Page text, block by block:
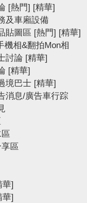
[熱門] [精華]
及車廂設備
貼圖區 [熱門] [精華]
機相&翻拍Mon相
討論 [精華]
[精華]
境巴士 [精華]
消息/廣告車行踪
區
華]
華]